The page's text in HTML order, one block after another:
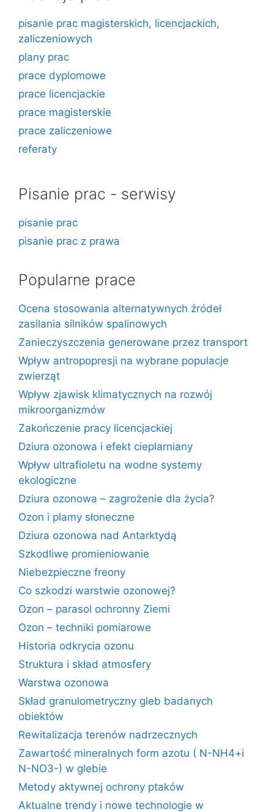
pisanie prac magisterskich, licencjackich,
zaliczeniowych
plany prac
prace dyplomowe
prace licencjackie
prace magisterskie
prace zaliczeniowe
referaty
Pisanie prac - serwisy
pisanie prac
pisanie prac z prawa
Popularne prace
Ocena stosowania alternatywnych źródeł
zasilania silników spalinowych
Zanieczyszczenia generowane przez transport
Wpływ antropopresji na wybrane populacje
zwierząt
Wpływ zjawisk klimatycznych na rozwój
mikroorganizmów
Zakończenie pracy licencjackiej
Dziura ozonowa i efekt cieplarniany
Wpływ ultrafioletu na wodne systemy
ekologiczne
Dziura ozonowa – zagrożenie dla życia?
Ozon i plamy słoneczne
Dziura ozonowa nad Antarktydą
Szkodliwe promieniowanie
Niebezpieczne freony
Co szkodzi warstwie ozonowej?
Ozon – parasol ochronny Ziemi
Ozon – techniki pomiarowe
Historia odkrycia ozonu
Struktura i skład atmosfery
Warstwa ozonowa
Skład granulometryczny gleb badanych
obiektów
Rewitalizacja terenów nadrzecznych
Zawartość mineralnych form azotu ( N-NH4+i
N-NO3-) w glebie
Metody aktywnej ochrony ptaków
Aktualne trendy i nowe technologie w